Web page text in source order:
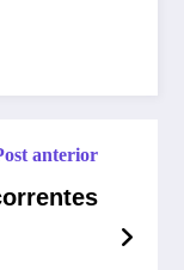
anterior